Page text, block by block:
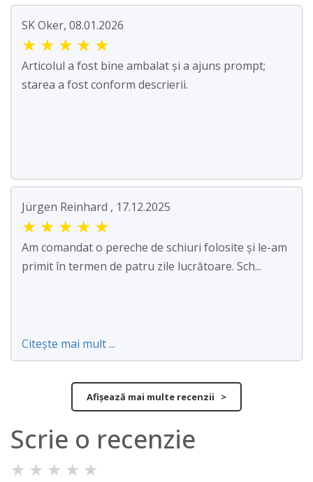
SK Oker, 08.01.2026
★ ★ ★ ★ ★
Articolul a fost bine ambalat și a ajuns prompt;
starea a fost conform descrierii.
Jürgen Reinhard , 17.12.2025
★ ★ ★ ★ ★
Am comandat o pereche de schiuri folosite și le-am
primit în termen de patru zile lucrătoare. Sch...
Citește mai mult ...
Afișează mai multe recenzii >
Scrie o recenzie
★ ★ ★ ★ ★